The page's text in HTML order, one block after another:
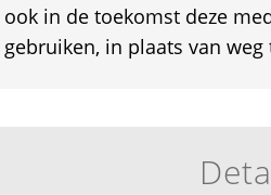
ook in de toekomst deze
gebruiken, in plaats van weg